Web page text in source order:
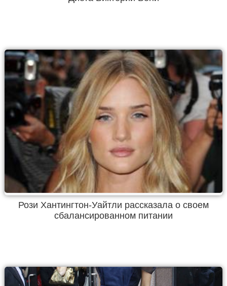
Рози Хантингтон-Уайтли рассказала о своем
сбалансированном питании